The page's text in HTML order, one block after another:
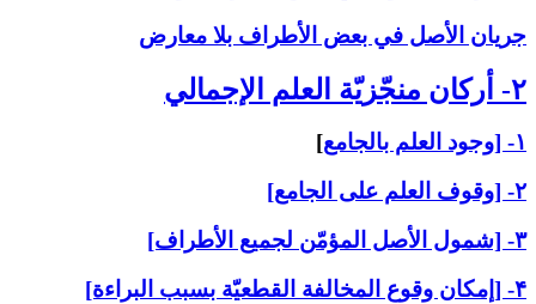
جريان الأصل في بعض الأطراف بلا معارض
۲- أركان منجّزيّة العلم الإجمالي‏
۱- [وجود العلم بالجامع
]
۲- [وقوف العلم على الجامع]
۳- [شمول الأصل المؤمّن لجميع الأطراف]
۴- [إمكان وقوع المخالفة القطعيّة بسبب البراءة]